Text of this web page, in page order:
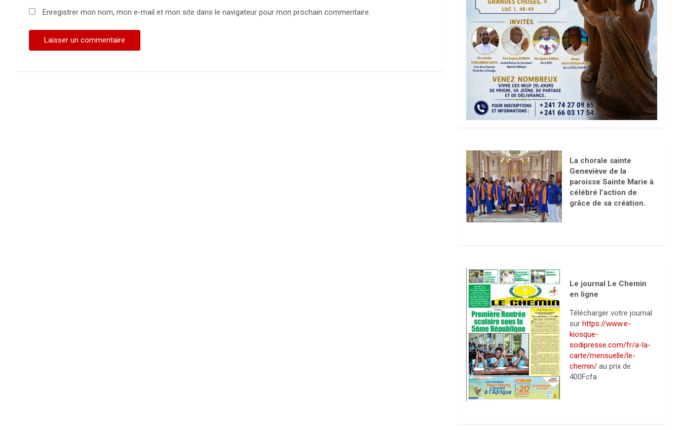
Enregistrer mon nom, mon e-mail et mon site dans le navigateur pour mon prochain commentaire.
La chorale sainte
Geneviève de la
paroisse Sainte Marie à
célébré l’action de
grâce de sa création.
Le journal Le Chemin
en ligne
Télécharger votre journal
sur https://www.e-
kiosque-
sodipresse.com/fr/a-la-
carte/mensuelle/le-
chemin/au prix de
400Fcfa